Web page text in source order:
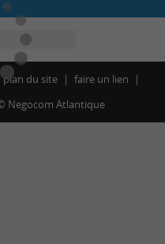
plan du site
faire un lien
Negocom Atlantique